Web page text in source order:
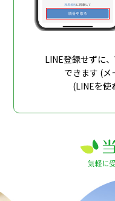
LINE登録せずに
できます (メ
(LINEを使